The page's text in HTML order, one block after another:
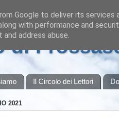
di
Il Circolo dei Lettori
2021
Google to deliver its services
with performance and
address abuse.